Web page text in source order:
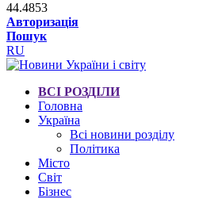
44.4853
Авторизація
Пошук
RU
ВСІ РОЗДІЛИ
Головна
Україна
Всі новини розділу
Політика
Місто
Світ
Бізнес